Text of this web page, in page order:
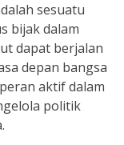
sesuatu
bijak dalam
dapat berjalan
depan bangsa
aktif dalam
politik